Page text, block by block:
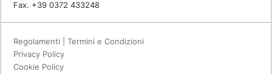
Fax. +39 0372 433248
Regolamenti | Termini e Condizioni
Privacy Policy
Cookie Policy